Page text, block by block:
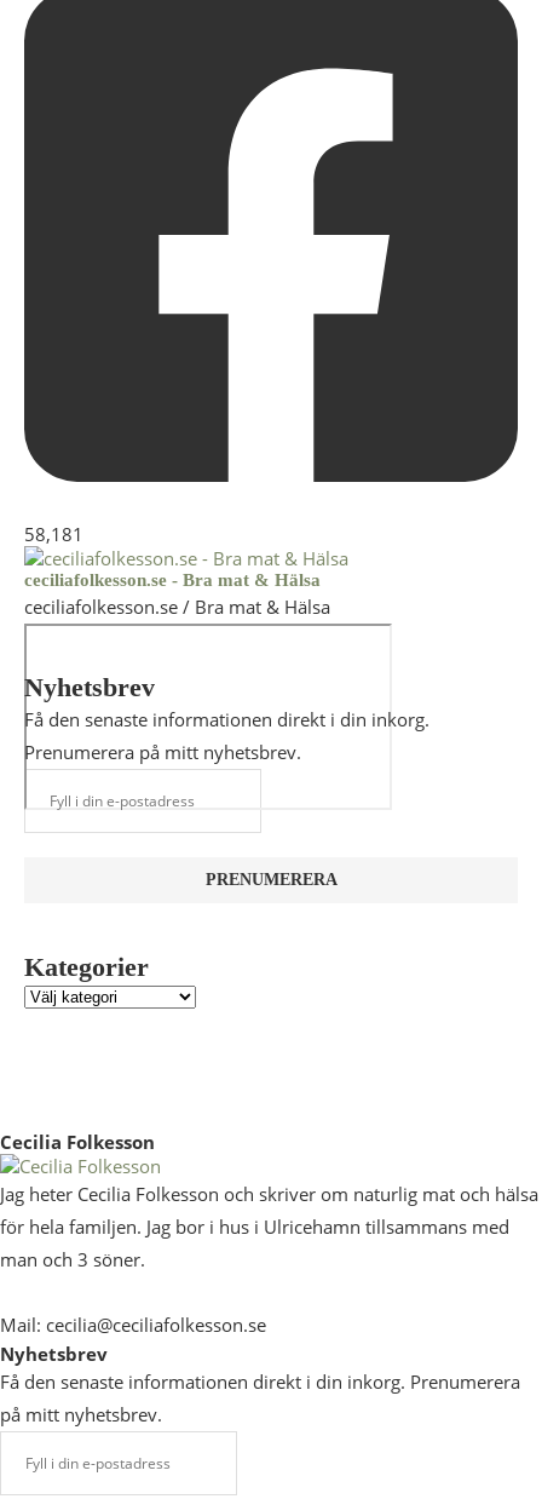
58,181
ceciliafolkesson.se - Bra mat & Hälsa
ceciliafolkesson.se / Bra mat & Hälsa
Nyhetsbrev
Få den senaste informationen direkt i din inkorg.
Prenumerera på mitt nyhetsbrev.
Kategorier
Cecilia Folkesson
Jag heter Cecilia Folkesson och skriver om naturlig mat och hälsa
för hela familjen. Jag bor i hus i Ulricehamn tillsammans med
man och 3 söner.
Mail: cecilia@ceciliafolkesson.se
Nyhetsbrev
Få den senaste informationen direkt i din inkorg. Prenumerera
på mitt nyhetsbrev.